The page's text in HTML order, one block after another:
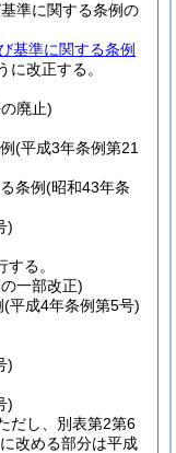
準に関する条例の
基準に関する条例
に改正する。
廃止)
(平成3年条例第21
条例(昭和43年条
)
る。
一部改正)
(平成4年条例第5号)
)
)
だし、別表第2第6
改める部分は平成